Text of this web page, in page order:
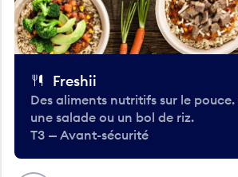
Freshii
Des aliments nutritifs sur le pouce.
une salade ou un bol de riz.
T3 — Avant-sécurité